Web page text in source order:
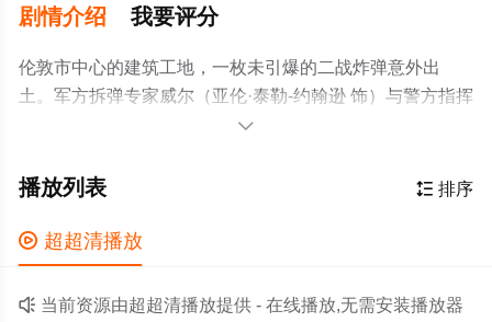
剧情介绍 我要评分
伦敦市中心的建筑工地，一枚未引爆的二战炸弹意外出
土。军方拆弹专家威尔（亚伦·泰勒-约翰逊 饰）与警方指挥
官（古古·玛芭塔-劳 饰）紧急启动全城疏散，整座街区陷入
詹姆斯、萨姆·沃辛顿 饰）策划已久的银行劫案完美掩护。
以全城恐慌为背景的猫鼠游戏就此展开。

 排序
播放列表
 超超清播放
 当前资源由超超清播放提供 - 在线播放,无需安装播放器